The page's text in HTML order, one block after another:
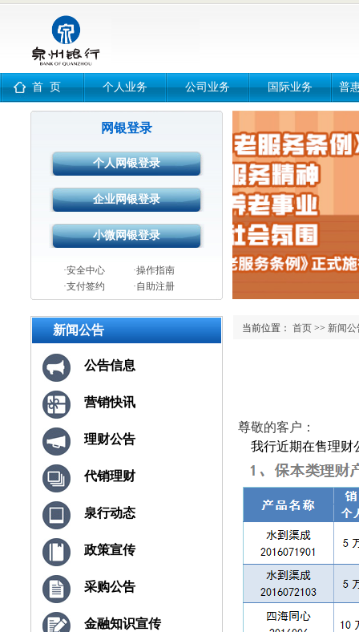
个人业务 公司业务 国际业务 普
首 页
网银登录
·安全中心
·操作指南
·支付签约
·自助注册
新闻公告
公告信息
营销快讯
理财公告
代销理财
泉行动态
政策宣传
采购公告
金融知识宣传
当前位置： 首页 >> 新闻公
尊敬的客户：
我行近期在售理财